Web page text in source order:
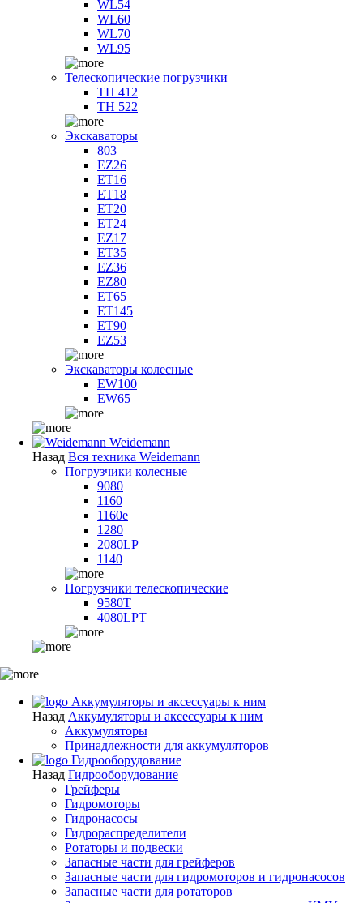
WL54
WL60
WL70
WL95
Телескопические погрузчики
TH 412
TH 522
Экскаваторы
803
EZ26
ET16
ET18
ET20
ET24
EZ17
ET35
EZ36
EZ80
ET65
ET145
ET90
EZ53
Экскаваторы колесные
EW100
EW65
Weidemann
Назад Вся техника Weidemann
Погрузчики колесные
9080
1160
1160e
1280
2080LP
1140
Погрузчики телескопические
9580T
4080LPT
Аккумуляторы и аксессуары к ним
Назад Аккумуляторы и аксессуары к ним
Аккумуляторы
Принадлежности для аккумуляторов
Гидрооборудование
Назад Гидрооборудование
Грейферы
Гидромоторы
Гидронасосы
Гидрораспределители
Ротаторы и подвески
Запасные части для грейферов
Запасные части для гидромоторов и гидронасосов
Запасные части для ротаторов